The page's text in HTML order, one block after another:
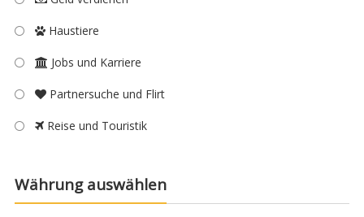
Haustiere
Jobs und Karriere
Partnersuche und Flirt
Reise und Touristik
Währung auswählen